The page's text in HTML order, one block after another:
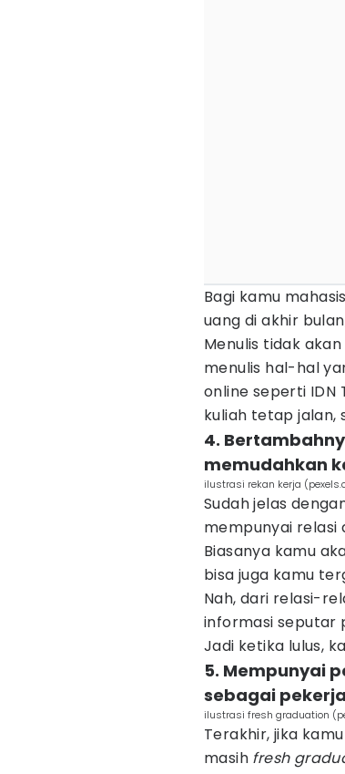
Bagi kamu
uang di akhir
Menulis tidak
menulis hal-hal
online seperti IDN
kuliah tetap jalan,
4.
memudahkan
ilustrasi rekan kerja
Sudah jelas
mempunyai
Biasanya kamu
bisa juga kamu
Nah, dari relasi-
informasi seputar
Jadi ketika lulus,
5. Mempunyai
sebagai
ilustrasi fresh graduation
Terakhir, jika
masih fresh